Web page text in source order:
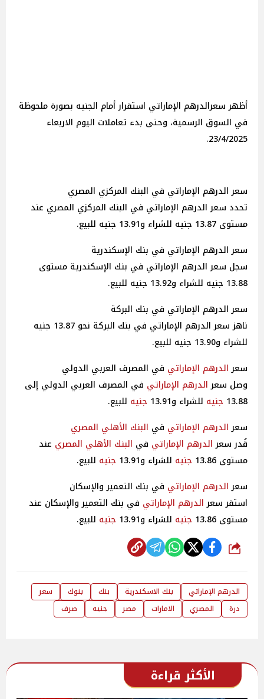
أظهر سعرالدرهم الإماراتي استقرار أمام الجنيه بصورة ملحوظة
في السوق الرسمية، وحتى بدء تعاملات اليوم الاربعاء
23/4/2025.
سعر الدرهم الإماراتي في البنك المركزي المصري
تحدد سعر الدرهم الإماراتي في البنك المركزي المصري عند
مستوى 13.87 جنيه للشراء و13.91 جنيه للبيع.
سعر الدرهم الإماراتي في بنك الإسكندرية
سجل سعر الدرهم الإماراتي في بنك الإسكندرية مستوى
13.88 جنيه للشراء و13.92 جنيه للبيع.
سعر الدرهم الإماراتي في بنك البركة
ناهز سعر الدرهم الإماراتي في بنك البركة نحو 13.87 جنيه
للشراء و13.90 جنيه للبيع.
سعرالدرهم الإماراتي في المصرف العربي الدولي
وصل سعرالدرهم الإماراتي في المصرف العربي الدولي إلى
13.88 جنيه للشراء و13.91 جنيه للبيع.
سعرالدرهم الإماراتي في البنك الأهلي المصري
قُدر سعرالدرهم الإماراتي في البنك الأهلي المصري عند
مستوى 13.86
جنيه للشراء و13.91 جنيه للبيع.
سعرالدرهم الإماراتي في بنك التعمير والإسكان
استقر سعرالدرهم الإماراتي في بنك التعمير والإسكان عند
مستوى 13.86
جنيه للشراء و13.91 جنيه للبيع.
شارك
الدرهم الإماراتي بنك الاسكندرية بنك بنوك
سعر
درة
المصري الامارات مصر جنيه صرف
الأكثر قراءة